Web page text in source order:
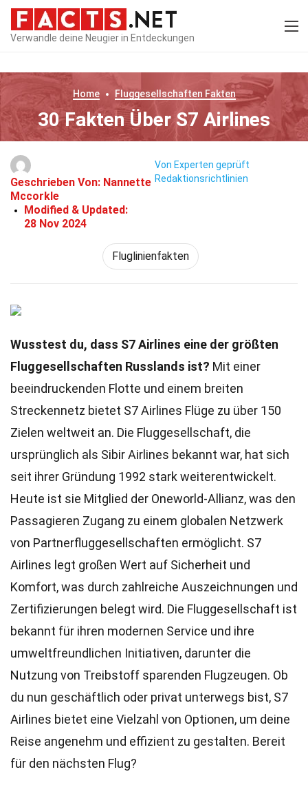
Verwandle deine Neugier in Entdeckungen
Home Fluggesellschaften Fakten
30 Fakten Über S7 Airlines
Geschrieben Von: Nannette
Mccorkle
Modified & Updated:
28 Nov 2024
Von Experten geprüft
Redaktionsrichtlinien
Fluglinienfakten
Wusstest du, dass S7 Airlines eine der größten
Fluggesellschaften Russlands ist? Mit einer
beeindruckenden Flotte und einem breiten
Streckennetz bietet S7 Airlines Flüge zu über 150
Zielen weltweit an. Die Fluggesellschaft, die
ursprünglich als Sibir Airlines bekannt war, hat sich
seit ihrer Gründung 1992 stark weiterentwickelt.
Heute ist sie Mitglied der Oneworld-Allianz, was den
Passagieren Zugang zu einem globalen Netzwerk
von Partnerfluggesellschaften ermöglicht. S7
Airlines legt großen Wert auf Sicherheit und
Komfort, was durch zahlreiche Auszeichnungen und
Zertifizierungen belegt wird. Die Fluggesellschaft ist
bekannt für ihren modernen Service und ihre
umweltfreundlichen Initiativen, darunter die
Nutzung von Treibstoff sparenden Flugzeugen. Ob
du nun geschäftlich oder privat unterwegs bist, S7
Airlines bietet eine Vielzahl von Optionen, um deine
Reise angenehm und effizient zu gestalten. Bereit
für den nächsten Flug?